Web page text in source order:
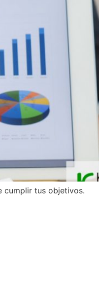
cumplir tus objetivos.